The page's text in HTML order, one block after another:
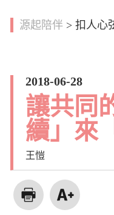
源起陪伴 > 扣人心
2018-06-28
讓共同
續」來
王愷